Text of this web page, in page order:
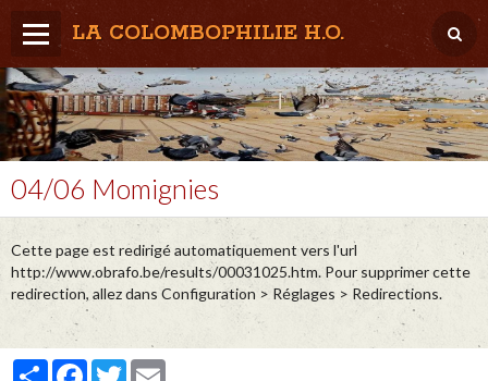
LA COLOMBOPHILIE H.O.
Home
Météo / Het weer
Lâcher / Los
Result. clubs, Provincial, (Inter)National
RFCB / KBDB
04/06 Momignies
Cette page est redirigé automatiquement vers l'url
http://www.obrafo.be/results/00031025.htm. Pour supprimer cette
redirection, allez dans Configuration > Réglages > Redirections.
PartagerFacebook
Twitter